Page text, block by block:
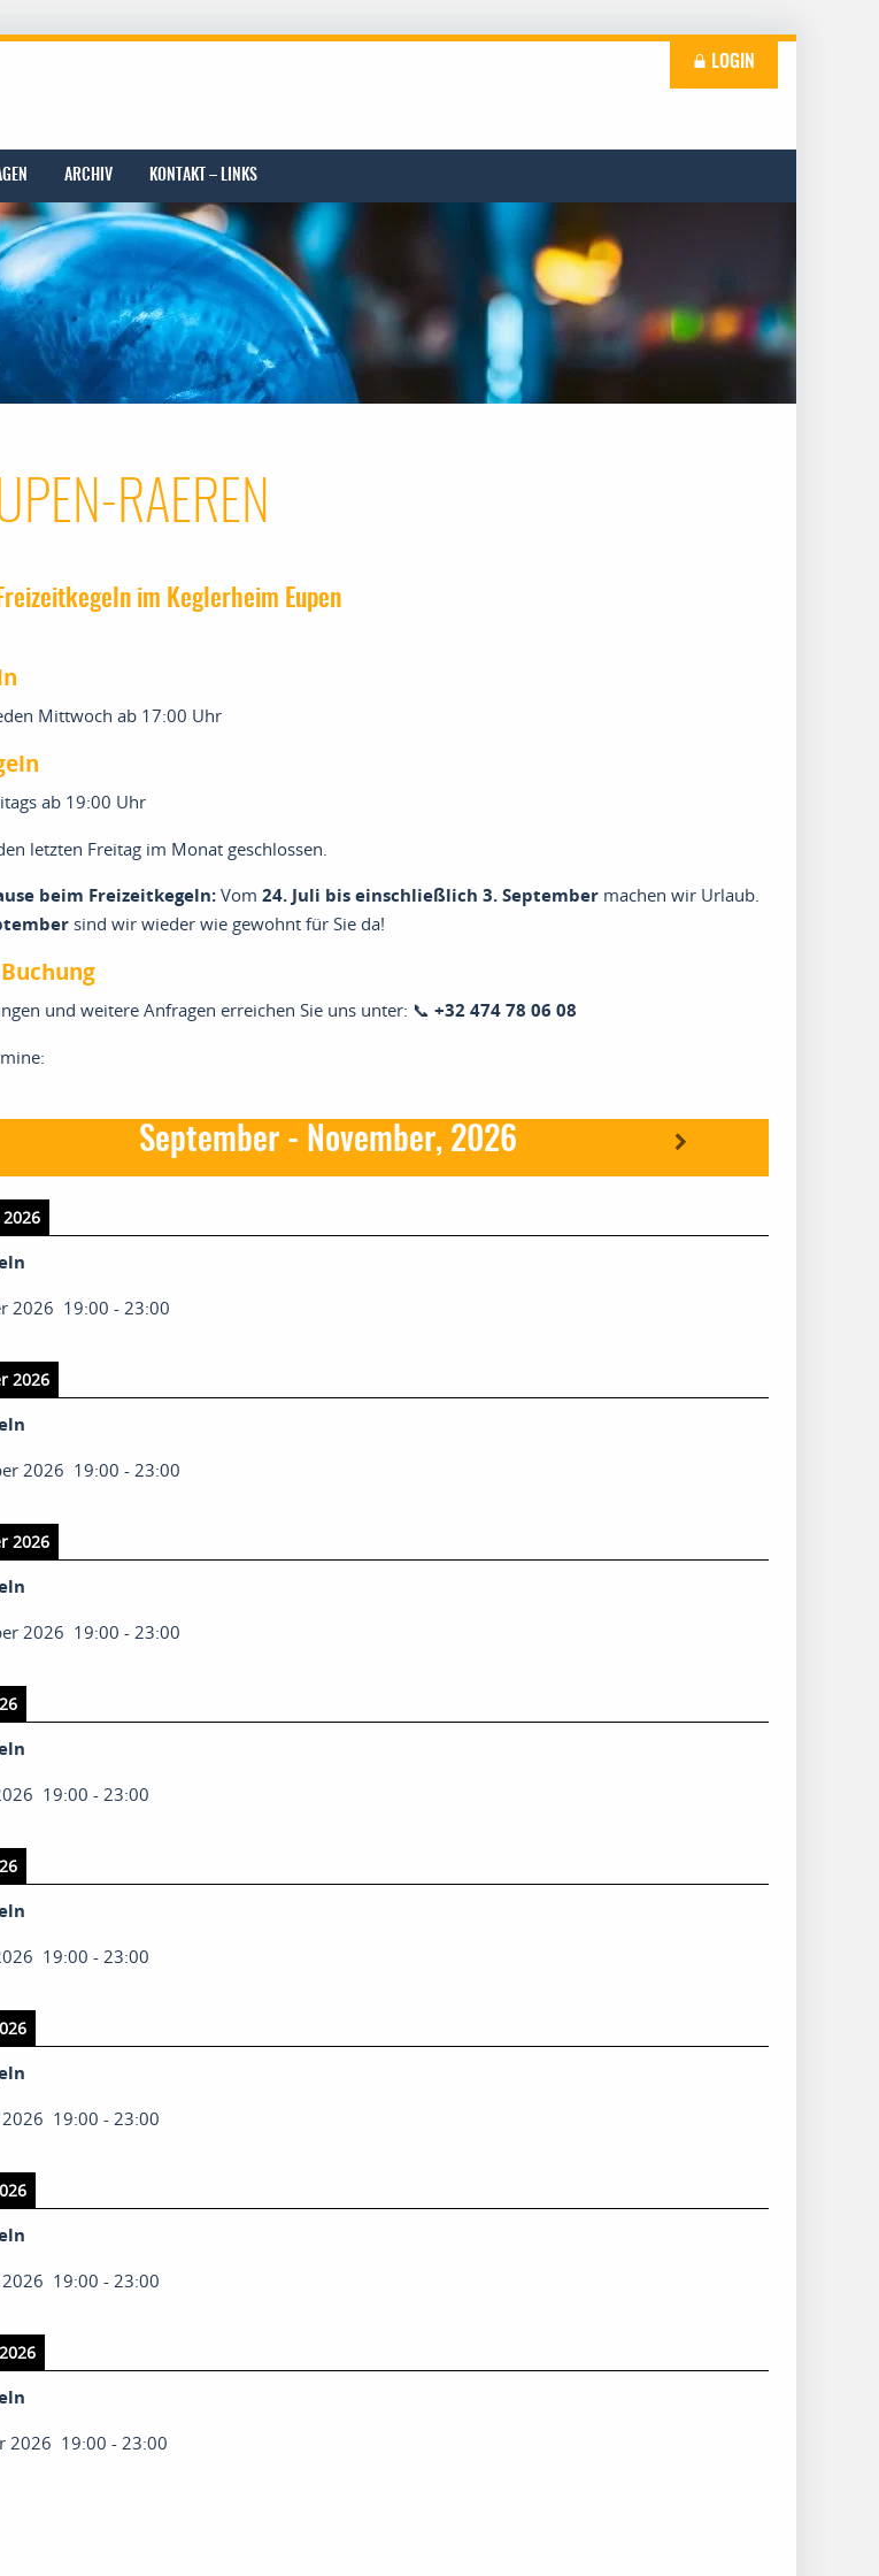
LOGIN
ARCHIV KONTAKT – LINKS
RAEREN
im Keglerheim Eupen
Mittwoch ab 17:00 Uhr
ab 19:00 Uhr
letzten Freitag im Monat geschlossen.
beim Freizeitkegeln:Vom 24. Juli bis einschließlich 3. Septembermachen wir Urlaub.
sind wir wieder wie gewohnt für Sie da!
und weitere Anfragen erreichen Sie uns unter: 📞 +32 474 78 06 08
September - November, 2026
2026 19:00 - 23:00
2026
2026 19:00 - 23:00
2026
2026 19:00 - 23:00
19:00 - 23:00
19:00 - 23:00
19:00 - 23:00
19:00 - 23:00
2026 19:00 - 23:00